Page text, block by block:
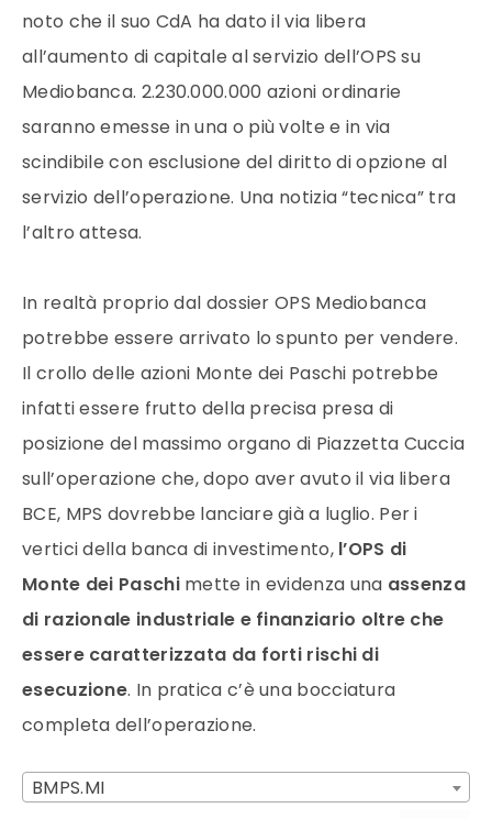
noto che il suo CdA ha dato il via libera
all’aumento di capitale al servizio dell’OPS su
Mediobanca. 2.230.000.000 azioni ordinarie
saranno emesse in una o più volte e in via
scindibile con esclusione del diritto di opzione al
servizio dell’operazione. Una notizia “tecnica” tra
l’altro attesa.
In realtà proprio dal dossier OPS Mediobanca
potrebbe essere arrivato lo spunto per vendere.
Il crollo delle azioni Monte dei Paschi potrebbe
infatti essere frutto della precisa presa di
posizione del massimo organo di Piazzetta Cuccia
sull’operazione che, dopo aver avuto il via libera
BCE, MPS dovrebbe lanciare già a luglio. Per i
vertici della banca di investimento, l’OPS di
Monte dei Paschi mette in evidenza una assenza
di razionale industriale e finanziario oltre che
essere caratterizzata da forti rischi di
esecuzione. In pratica c’è una bocciatura
completa dell’operazione.
BMPS.MI